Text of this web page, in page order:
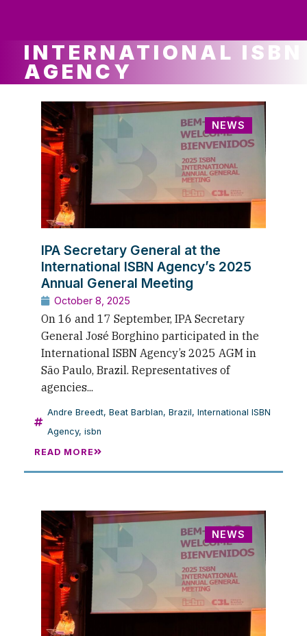
INTERNATIONAL ISBN
AGENCY
NEWS
IPA Secretary General at the
International ISBN Agency’s 2025
Annual General Meeting
October 8, 2025
On 16 and 17 September, IPA Secretary
General José Borghino participated in the
International ISBN Agency’s 2025 AGM in
São Paulo, Brazil. Representatives of
agencies...
Andre Breedt, Beat Barblan, Brazil, International ISBN
Agency, isbn
READ MORE
NEWS